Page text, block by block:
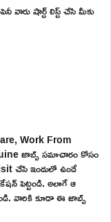
వారు షార్ట్ లిస్ట్ చేసి మీకు
Work From
జాబ్స్ సమాచారం కోసం
చేసి ఇందులో ఉండే
పెట్టండి. అలాగే ఆ
వారికి కూడా ఈ జాబ్స్